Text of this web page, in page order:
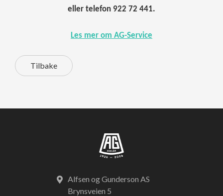
eller telefon 922 72 441.
Les mer om AG-Service
Tilbake
Alfsen og Gunderson AS
Brynsveien 5